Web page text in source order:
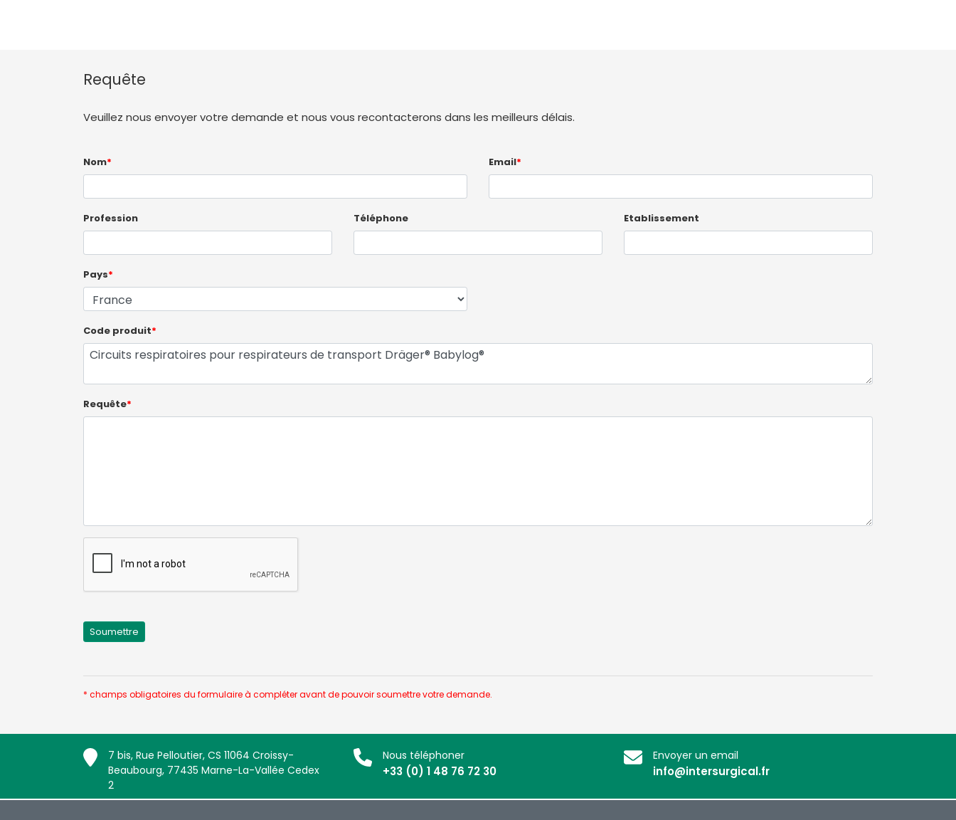
Requête
Veuillez nous envoyer votre demande et nous vous recontacterons dans les meilleurs délais.
Nom* Email*
Profession Téléphone Etablissement
Pays*
Code produit*
Requête*
* champs obligatoires du formulaire à compléter avant de pouvoir soumettre votre demande.
7 bis, Rue Pelloutier, CS 11064 Croissy-
Beaubourg, 77435 Marne-La-Vallée Cedex
2
Nous téléphoner
+33 (0) 1 48 76 72 30
Envoyer un email
info@intersurgical.fr